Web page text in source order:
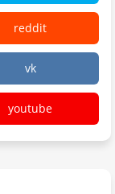
reddit
vk
youtube